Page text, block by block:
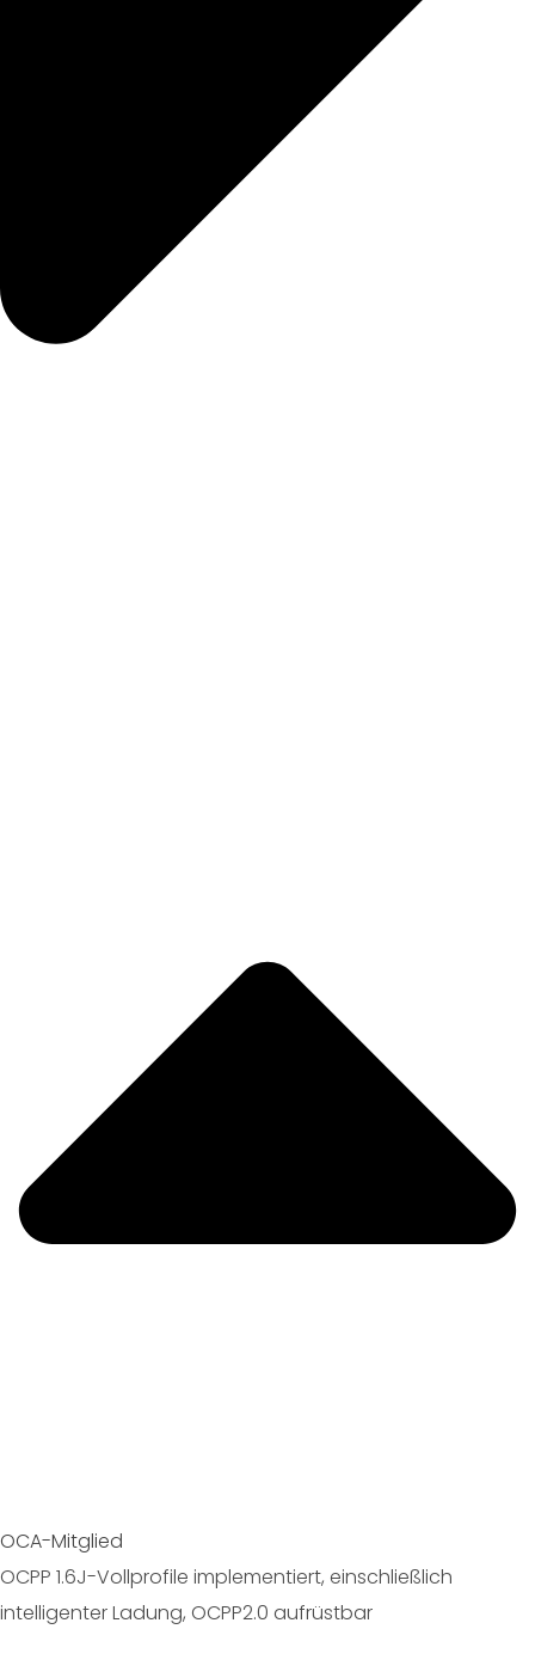
OCA-Mitglied
OCPP 1.6J-Vollprofile implementiert, einschließlich
intelligenter Ladung, OCPP2.0 aufrüstbar